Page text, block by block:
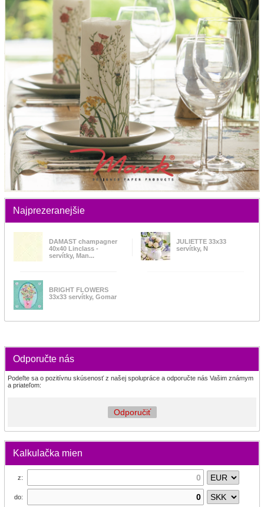
Najprezeranejšie
DAMAST champagner
40x40 Linclass -
servítky, Man...
JULIETTE 33x33
servítky, N
BRIGHT FLOWERS
33x33 servítky, Gomar
Odporučte nás
Podeľte sa o pozitívnu skúsenosť z našej spolupráce a odporučte nás Vašim známym
a priateľom:
Odporučiť
Kalkulačka mien
z:
do: